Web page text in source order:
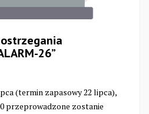
26”
(termin zapasowy 22 lipca),
przeprowadzone zostanie